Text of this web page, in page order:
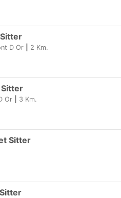
D Or 2 Km.
Sitter
Or 3 Km.
Sitter